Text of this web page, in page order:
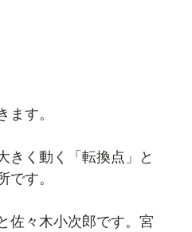
す。
きく動く「転換点」と
す。
佐々木小次郎です。宮